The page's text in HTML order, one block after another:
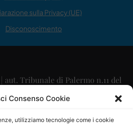
Consenso Cookie
utilizziamo tecnologie come i cookie
sulla Privacy (UE)
Disconoscimento
Tribunale di Palermo n.11 del
29/09/2015